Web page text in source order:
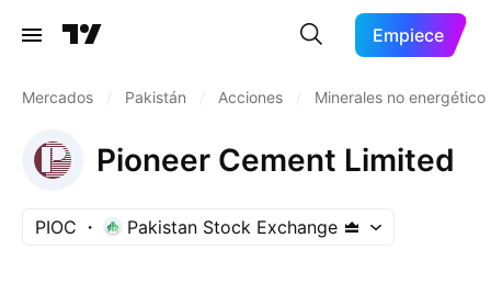
Empiece
Mercados Pakistán Acciones Minerales no
Pioneer Cement Limited
PIOC Pakistan Stock Exchange